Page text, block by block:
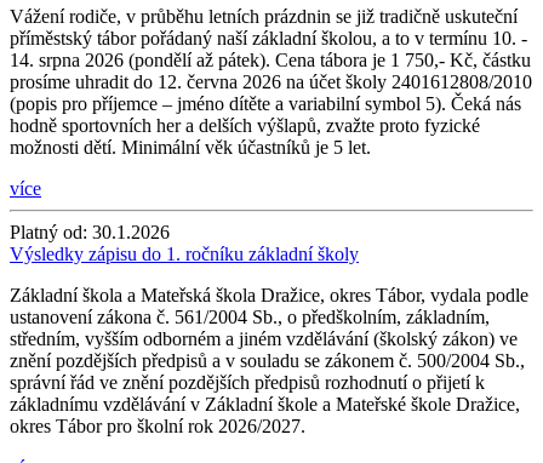
Vážení rodiče, v průběhu letních prázdnin se již tradičně uskuteční
příměstský tábor pořádaný naší základní školou, a to v termínu 10. -
14. srpna 2026 (pondělí až pátek). Cena tábora je 1 750,- Kč, částku
prosíme uhradit do 12. června 2026 na účet školy 2401612808/2010
(popis pro příjemce – jméno dítěte a variabilní symbol 5). Čeká nás
hodně sportovních her a delších výšlapů, zvažte proto fyzické
možnosti dětí. Minimální věk účastníků je 5 let.
více
Platný od: 30.1.2026
Výsledky zápisu do 1. ročníku základní školy
Základní škola a Mateřská škola Dražice, okres Tábor, vydala podle
ustanovení zákona č. 561/2004 Sb., o předškolním, základním,
středním, vyšším odborném a jiném vzdělávání (školský zákon) ve
znění pozdějších předpisů a v souladu se zákonem č. 500/2004 Sb.,
správní řád ve znění pozdějších předpisů rozhodnutí o přijetí k
základnímu vzdělávání v Základní škole a Mateřské škole Dražice,
okres Tábor pro školní rok 2026/2027.